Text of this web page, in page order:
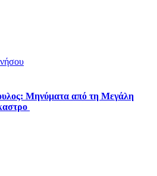
Μηνύματα από τη Μεγάλη